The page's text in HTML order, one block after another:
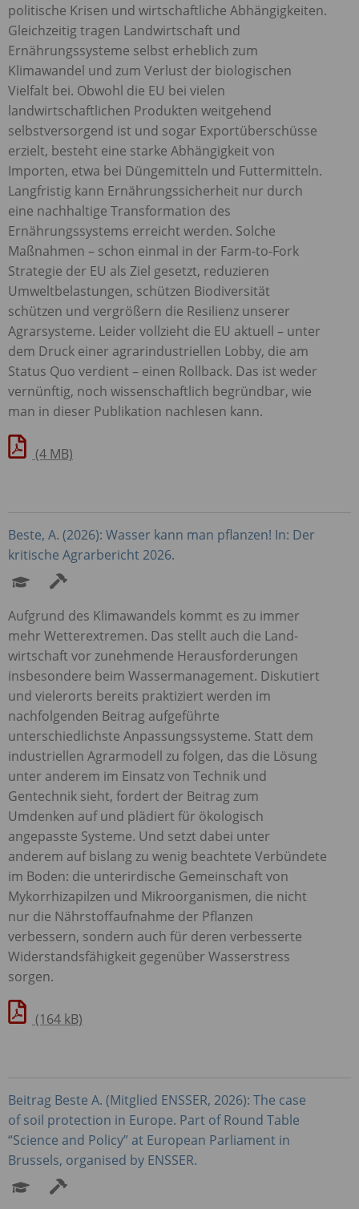
politische Krisen und wirtschaftliche Abhängigkeiten.
Gleichzeitig tragen Landwirtschaft und
Ernährungssysteme selbst erheblich zum
Klimawandel und zum Verlust der biologischen
Vielfalt bei. Obwohl die EU bei vielen
landwirtschaftlichen Produkten weitgehend
selbstversorgend ist und sogar Exportüberschüsse
erzielt, besteht eine starke Abhängigkeit von
Importen, etwa bei Düngemitteln und Futtermitteln.
Langfristig kann Ernährungssicherheit nur durch
eine nachhaltige Transformation des
Ernährungssystems erreicht werden. Solche
Maßnahmen – schon einmal in der Farm-to-Fork
Strategie der EU als Ziel gesetzt, reduzieren
Umweltbelastungen, schützen Biodiversität
schützen und vergrößern die Resilienz unserer
Agrarsysteme. Leider vollzieht die EU aktuell – unter
dem Druck einer agrarindustriellen Lobby, die am
Status Quo verdient – einen Rollback. Das ist weder
vernünftig, noch wissenschaftlich begründbar, wie
man in dieser Publikation nachlesen kann.
(4 MB)
Beste, A. (2026): Wasser kann man pflanzen! In: Der
kritische Agrarbericht 2026.
Aufgrund des Klimawandels kommt es zu immer
mehr Wetterextremen. Das stellt auch die Land­
wirtschaft vor zunehmende Herausforderungen
insbesondere beim Wassermanagement. Diskutiert
und vielerorts bereits praktiziert werden im
nachfolgenden Beitrag aufgeführte
unterschiedlichste Anpassungssysteme. Statt dem
industriellen Agrarmodell zu folgen, das die Lösung
unter anderem im Einsatz von Technik und
Gentechnik sieht, fordert der Beitrag zum
Umdenken auf und plädiert für ökologisch
angepasste Systeme. Und setzt dabei unter
anderem auf bislang zu wenig beachtete Verbündete
im Boden: die unterirdische Gemeinschaft von
Mykorrhizapilzen und Mikroorganismen, die nicht
nur die Nährstoffaufnahme der Pflanzen
verbessern, sondern auch für deren verbesserte
Widerstandsfähigkeit gegenüber Wasserstress
sorgen.
(164 kB)
Beitrag Beste A. (Mitglied ENSSER, 2026): The case
of soil protection in Europe. Part of Round Table
“Science and Policy” at European Parliament in
Brussels, organised by ENSSER.